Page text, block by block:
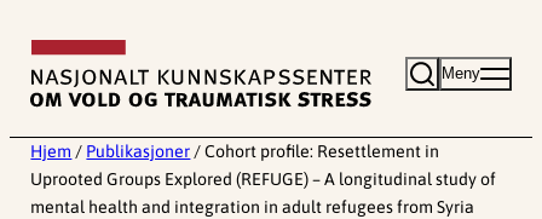
innhold
Meny
Hjem / Publikasjoner / Cohort profile: Resettlement in
Uprooted Groups Explored (REFUGE) – A longitudinal study of
mental health and integration in adult refugees from Syria